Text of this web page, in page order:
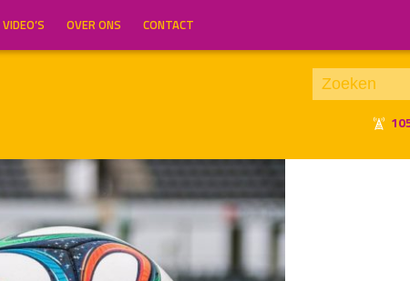
VIDEO’S OVER ONS CONTACT